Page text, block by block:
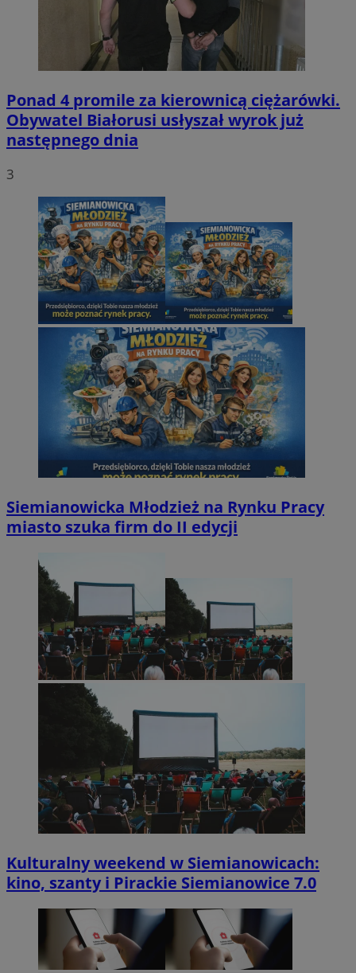
Ponad 4 promile za kierownicą ciężarówki.
Obywatel Białorusi usłyszał wyrok już
następnego dnia
3
Siemianowicka Młodzież na Rynku Pracy
miasto szuka firm do II edycji
Kulturalny weekend w Siemianowicach:
kino, szanty i Pirackie Siemianowice 7.0